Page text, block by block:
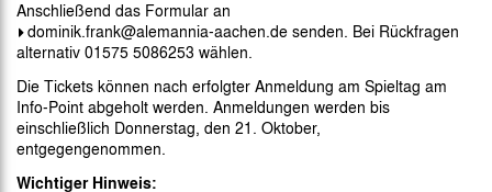
Anschließend das Formular an
dominik.frank@alemannia-aachen.de senden. Bei Rückfragen
alternativ 01575 5086253 wählen.
Die Tickets können nach erfolgter Anmeldung am Spieltag am
Info-Point abgeholt werden. Anmeldungen werden bis
einschließlich Donnerstag, den 21. Oktober,
entgegengenommen.
Wichtiger Hinweis: